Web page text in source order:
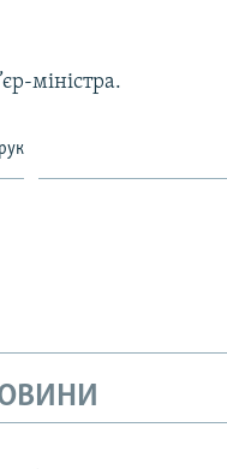
міністра.